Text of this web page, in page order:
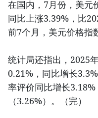
在国内，7月份，美元
同比上涨3.39%，比
前7个月，美元价格指
统计局还指出，2025
0.21%，同比增长
率评价同比增长
（3.26%）。（完）